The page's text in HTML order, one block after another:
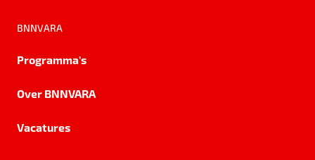
BNNVARA
Programma's
Over BNNVARA
Vacatures